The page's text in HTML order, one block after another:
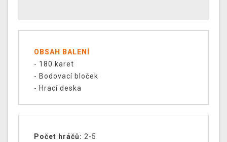
OBSAH BALENÍ
- 180 karet
- Bodovací bloček
- Hrací deska
Počet hráčů: 2-5